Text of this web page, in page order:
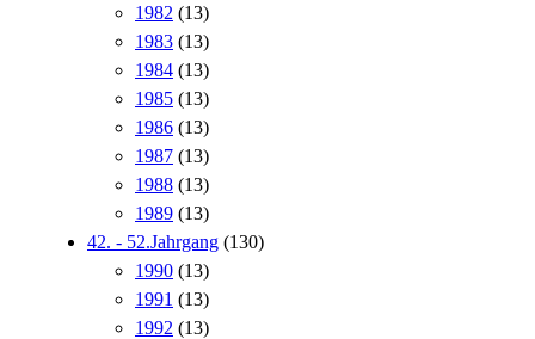
1982 (13)
1983 (13)
1984 (13)
1985 (13)
1986 (13)
1987 (13)
1988 (13)
1989 (13)
42. - 52.Jahrgang (130)
1990 (13)
1991 (13)
1992 (13)